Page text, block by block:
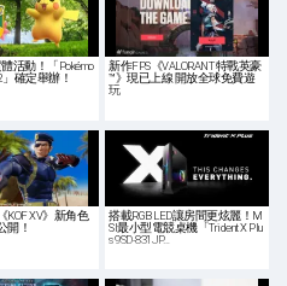
活動！「Pokémo
」確定舉辦！
新作FPS《VALORANT 特戰英豪
™》現已上線 開放全球免費遊
玩
KOF XV》新角色
開！
搭載RGB LED讓房間更炫麗！M
SI最小型電競桌機「Trident X Plu
s 9SD-831JP…